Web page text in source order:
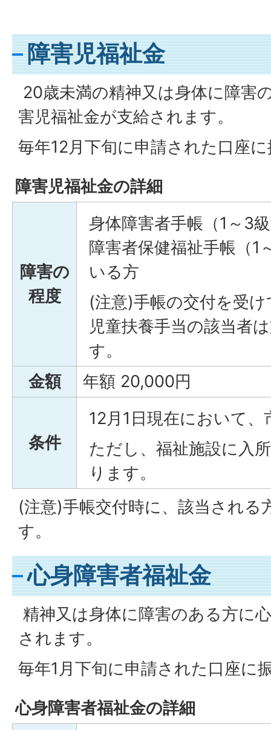
障害児福祉金
20歳未満の精神又は身体に障害
害児福祉金が支給されます。
毎年12月下旬に申請された口座
障害児福祉金の詳細
障害の
程度
身体障害者手帳（1～3
障害者保健福祉手帳（1
いる方
(注意)手帳の交付を受
児童扶養手当の該当者
す。
金額
年額 20,000円
条件
12月1日現在において
ただし、福祉施設に入
ります。
(注意)手帳交付時に、該当される
す。
心身障害者福祉金
精神又は身体に障害のある方に
されます。
毎年1月下旬に申請された口座に
心身障害者福祉金の詳細